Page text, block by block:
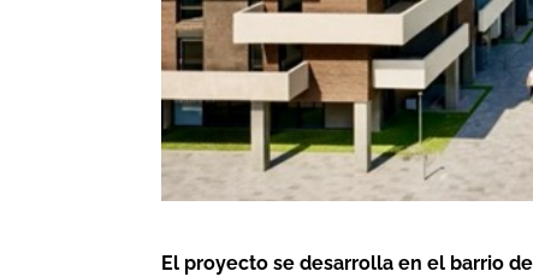
El proyecto se desarrolla en el barrio